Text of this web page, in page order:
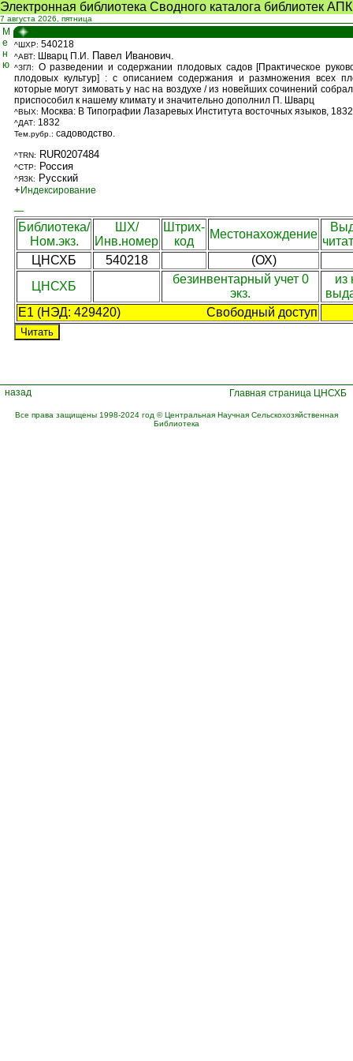
Электронная библиотека Сводного каталога библиотек АПК
7 августа 2026, пятница
М
е
н
ю
^ШХР: 540218
^АВТ: Шварц П.И. Павел Иванович.
^ЗГЛ: О разведении и содержании плодовых садов [Практическое
плодовых культур] : с описанием содержания и размножения всех
которые могут зимовать у нас на воздухе / из новейших сочинений
приспособил к нашему климату и значительно дополнил П. Шварц
^ВЫХ: Москва: В Типографии Лазаревых Института восточных языков,
^ДАТ: 1832
Тем.рубр.: садоводство.
^TRN: RUR0207484
^СТР: Россия
^ЯЗК:
Русский
+ Индексирование
—
Библиотека/
Ном.экз.
ШХ/
Инв.номер
Штрих-
код
Местонахождение
ЦНСХБ
540218
(ОХ)
ЦНСХБ
безинвентарный учет 0
экз.
из
Свободный доступ
E1 (НЭД: 429420)
назад Главная страница ЦНСХБ
Все права защищены 1998-2024 год © Центральная Научная Сельскохозяйственная
Библиотека